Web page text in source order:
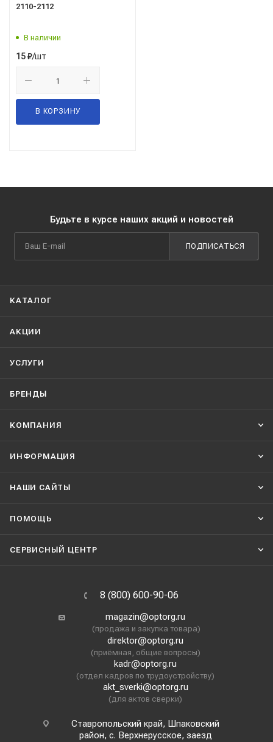
2110-2112
В наличии
15₽/шт
В КОРЗИНУ
Будьте в курсе наших акций и новостей
ПОДПИСАТЬСЯ
КАТАЛОГ
АКЦИИ
УСЛУГИ
БРЕНДЫ
КОМПАНИЯ
ИНФОРМАЦИЯ
НАШИ CАЙТЫ
ПОМОЩЬ
СЕРВИСНЫЙ ЦЕНТР
8 (800) 600-90-06
magazin@optorg.ru
(продажа и закупка товара)
direktor@optorg.ru
(приёмная, общие вопросы)
kadr@optorg.ru
(отдел кадров по трудоустройству)
akt_sverki@optorg.ru
(для актов сверки)
Ставропольский край, Шпаковский
район, с. Верхнерусское, заезд